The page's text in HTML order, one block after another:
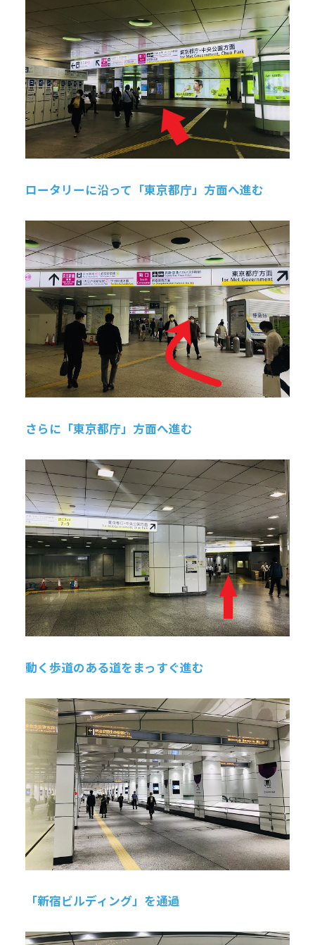
ロータリーに沿って「東京都庁」方面へ進む
さらに「東京都庁」方面へ進む
動く歩道のある道をまっすぐ進む
「新宿ビルディング」を通過